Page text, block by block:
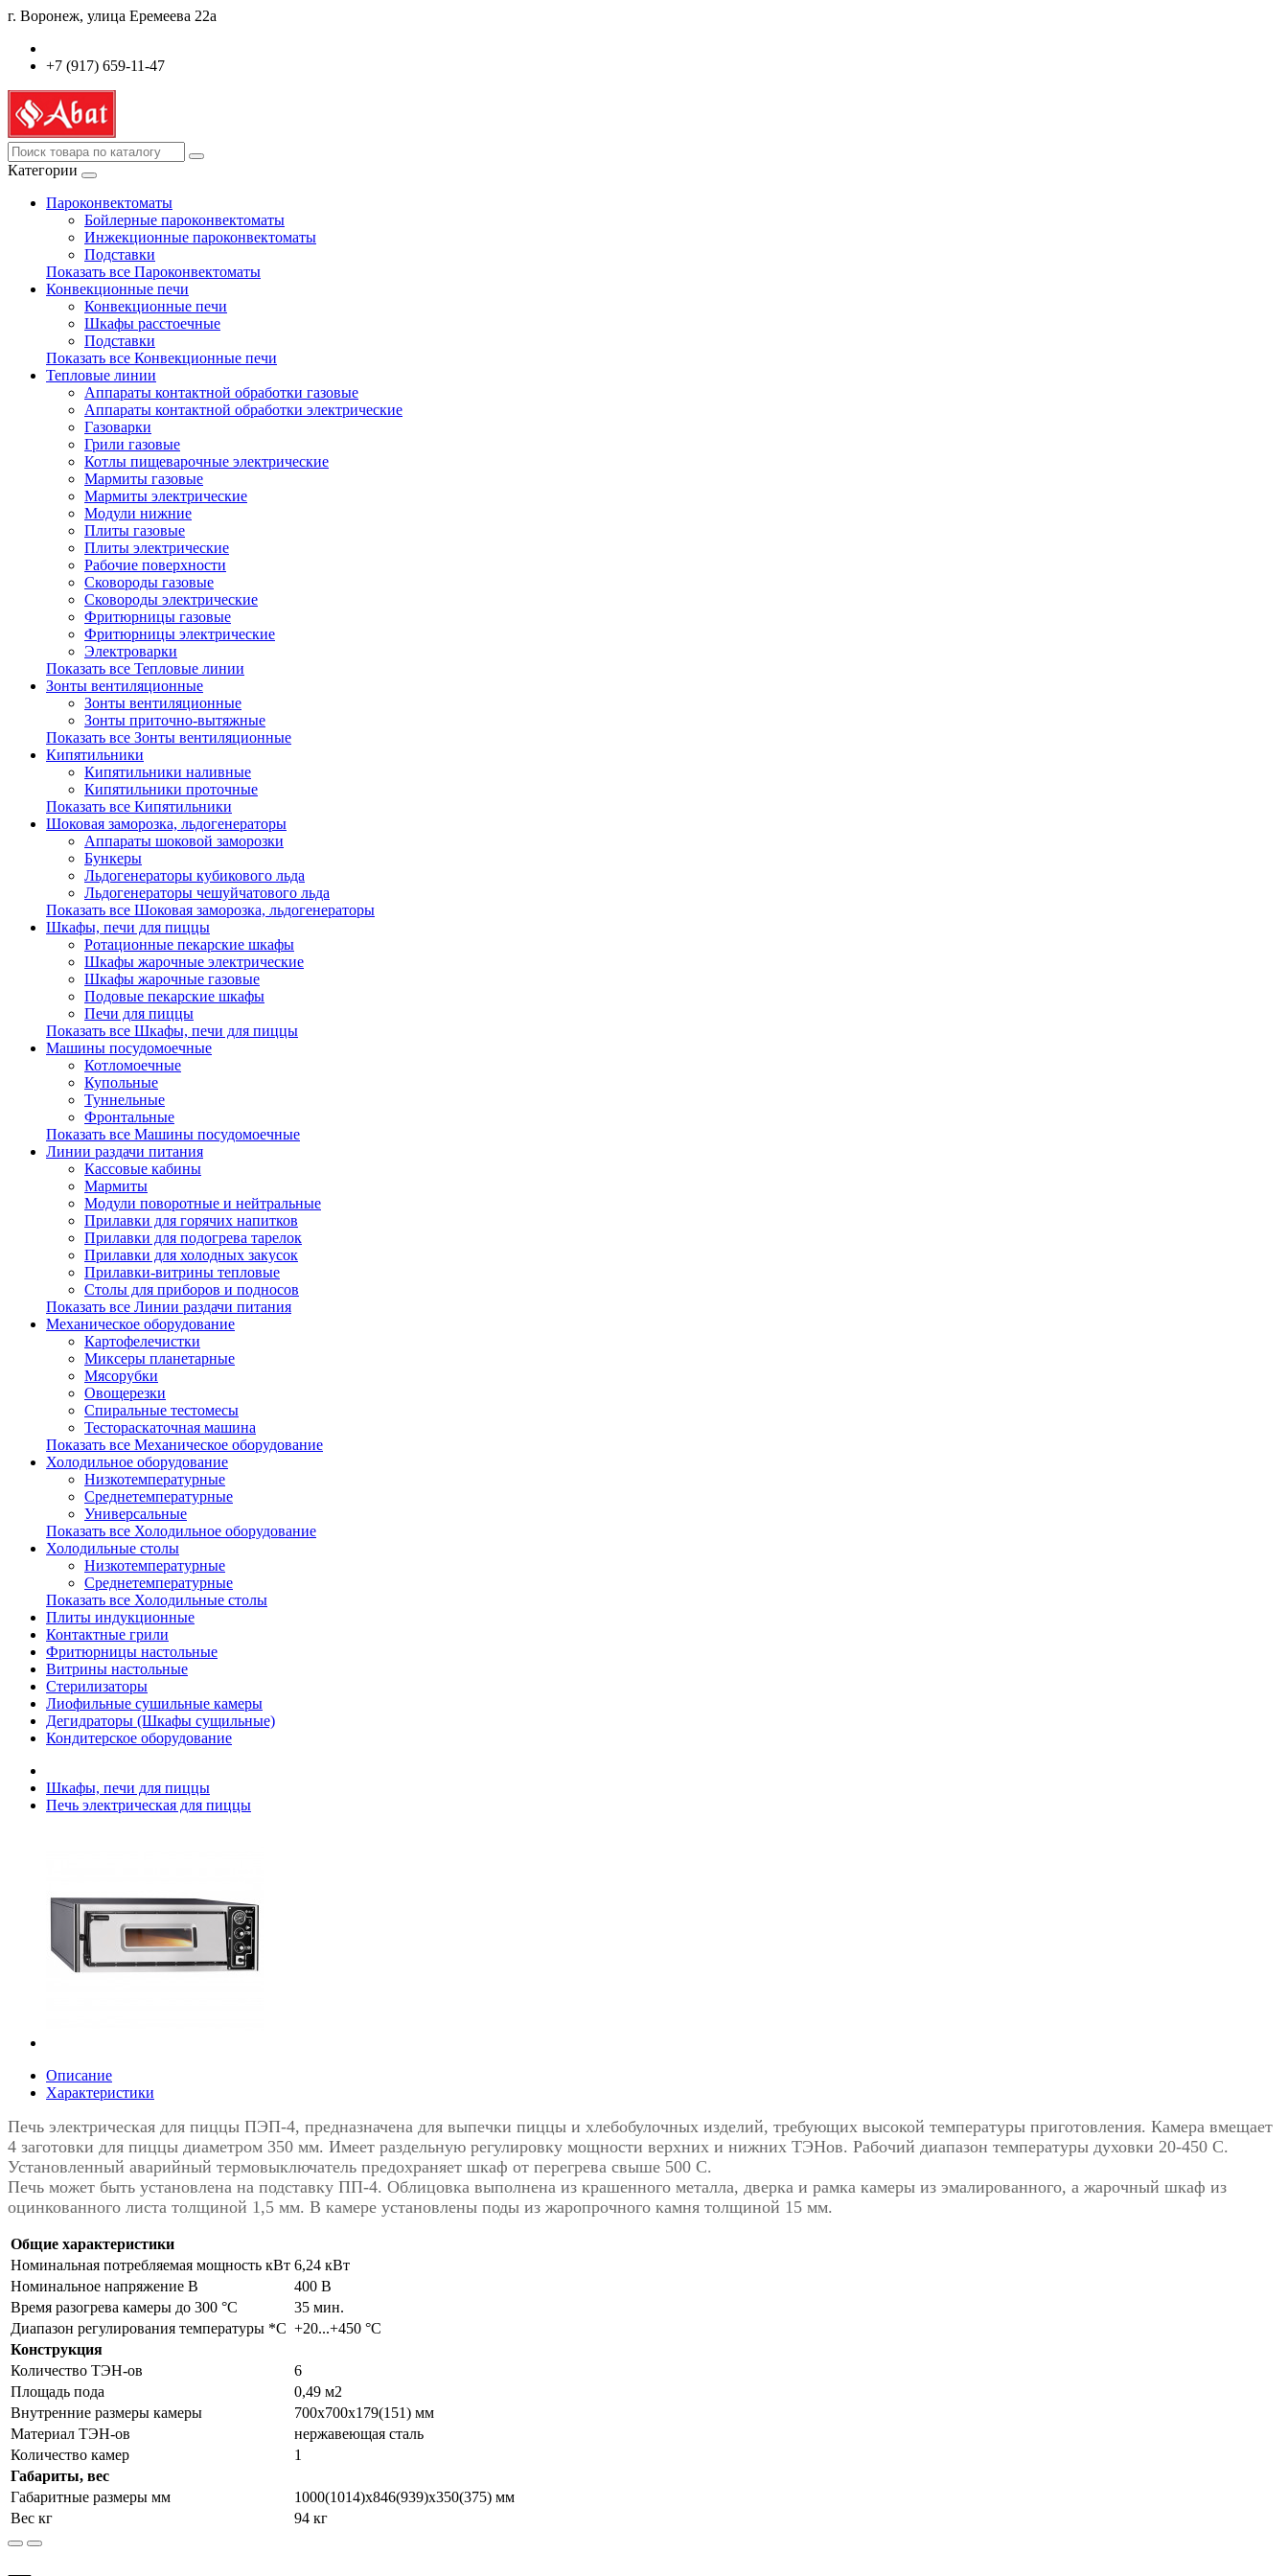
г. Воронеж, улица Еремеева 22а
+7 (917) 659-11-47
Категории
Пароконвектоматы
Бойлерные пароконвектоматы
Инжекционные пароконвектоматы
Подставки
Показать все Пароконвектоматы
Конвекционные печи
Конвекционные печи
Шкафы расстоечные
Подставки
Показать все Конвекционные печи
Тепловые линии
Аппараты контактной обработки газовые
Аппараты контактной обработки электрические
Газоварки
Грили газовые
Котлы пищеварочные электрические
Мармиты газовые
Мармиты электрические
Модули нижние
Плиты газовые
Плиты электрические
Рабочие поверхности
Сковороды газовые
Сковороды электрические
Фритюрницы газовые
Фритюрницы электрические
Электроварки
Показать все Тепловые линии
Зонты вентиляционные
Зонты вентиляционные
Зонты приточно-вытяжные
Показать все Зонты вентиляционные
Кипятильники
Кипятильники наливные
Кипятильники проточные
Показать все Кипятильники
Шоковая заморозка, льдогенераторы
Аппараты шоковой заморозки
Бункеры
Льдогенераторы кубикового льда
Льдогенераторы чешуйчатового льда
Показать все Шоковая заморозка, льдогенераторы
Шкафы, печи для пиццы
Ротационные пекарские шкафы
Шкафы жарочные электрические
Шкафы жарочные газовые
Подовые пекарские шкафы
Печи для пиццы
Показать все Шкафы, печи для пиццы
Машины посудомоечные
Котломоечные
Купольные
Туннельные
Фронтальные
Показать все Машины посудомоечные
Линии раздачи питания
Кассовые кабины
Мармиты
Модули поворотные и нейтральные
Прилавки для горячих напитков
Прилавки для подогрева тарелок
Прилавки для холодных закусок
Прилавки-витрины тепловые
Столы для приборов и подносов
Показать все Линии раздачи питания
Механическое оборудование
Картофелечистки
Миксеры планетарные
Мясорубки
Овощерезки
Спиральные тестомесы
Тестораскаточная машина
Показать все Механическое оборудование
Холодильное оборудование
Низкотемпературные
Среднетемпературные
Универсальные
Показать все Холодильное оборудование
Холодильные столы
Низкотемпературные
Среднетемпературные
Показать все Холодильные столы
Плиты индукционные
Контактные грили
Фритюрницы настольные
Витрины настольные
Стерилизаторы
Лиофильные сушильные камеры
Дегидраторы (Шкафы сущильные)
Кондитерское оборудование
Шкафы, печи для пиццы
Печь электрическая для пиццы
Описание
Характеристики
Печь электрическая для пиццы ПЭП-4, предназначена для выпечки пиццы и хлебобулочных изделий, требующих высокой температуры приготовления. Камера вмещает
4 заготовки для пиццы диаметром 350 мм. Имеет раздельную регулировку мощности верхних и нижних ТЭНов. Рабочий диапазон температуры духовки 20-450 С.
Установленный аварийный термовыключатель предохраняет шкаф от перегрева свыше 500 С.
Печь может быть установлена на подставку ПП-4. Облицовка выполнена из крашенного металла, дверка и рамка камеры из эмалированного, а жарочный шкаф из
оцинкованного листа толщиной 1,5 мм. В камере установлены поды из жаропрочного камня толщиной 15 мм.
Общие характеристики
Номинальная потребляемая мощность кВт 6,24 кВт
Номинальное напряжение В
400 В
Время разогрева камеры до 300 °С
35 мин.
Диапазон регулирования температуры *С +20...+450 °С
Конструкция
Количество ТЭН-ов
6
Площадь пода
0,49 м2
Внутренние размеры камеры
700x700x179(151) мм
Материал ТЭН-ов
нержавеющая сталь
Количество камер
1
Габариты, вес
Габаритные размеры мм
1000(1014)x846(939)x350(375) мм
Вес кг
94 кг